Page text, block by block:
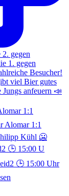
1:1
🕒 15:00 U